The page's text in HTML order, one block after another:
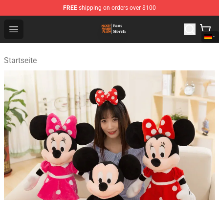
FREE shipping on orders over $100
Open menu
Mickey Mouse Plush Shop - The Best Store of Mickey
Startseite